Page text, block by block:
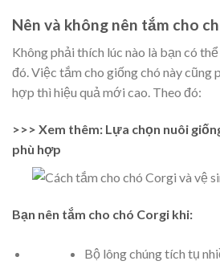
Nên và không nên tắm cho
Không phải thích lúc nào là bạn có
đó. Việc tắm cho giống chó này cũng
hợp thì hiệu quả mới cao. Theo đó:
>>> Xem thêm: Lựa chọn nuôi
phù hợp
Bạn nên tắm cho chó Corgi khi:
Bộ lông chúng tích tụ